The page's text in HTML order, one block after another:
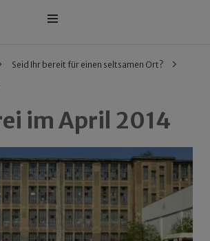
Seid Ihr bereit für einen seltsamen Ort?
im April 2014